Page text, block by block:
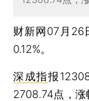
财新网07月26
0.12%。
深成指报
2708.74点，涨